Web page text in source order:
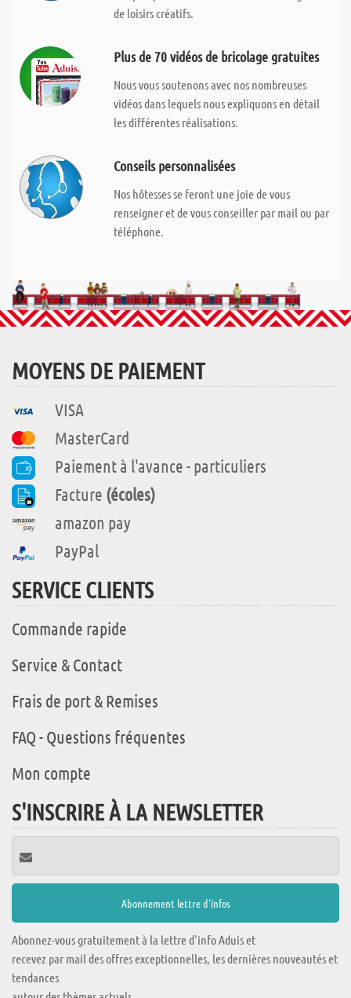
de loisirs créatifs.
Plus de 70 vidéos de bricolage gratuites
Nous vous soutenons avec nos nombreuses
vidéos dans lequels nous expliquons en détail
les différentes réalisations.
Conseils personnalisées
Nos hôtesses se feront une joie de vous
renseigner et de vous conseiller par mail ou par
téléphone.
MOYENS DE PAIEMENT
VISA
MasterCard
Paiement à l'avance - particuliers
Facture (écoles)
amazon pay
PayPal
SERVICE CLIENTS
Commande rapide
Service & Contact
Frais de port & Remises
FAQ - Questions fréquentes
Mon compte
S'INSCRIRE À LA NEWSLETTER
Abonnez-vous gratuitement à la lettre d'info Aduis et
recevez par mail des offres exceptionnelles, les dernières nouveautés et
tendances